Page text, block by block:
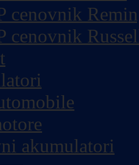
cenovnik
cenovnik
akumulatori